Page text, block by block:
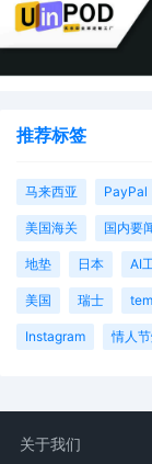
推荐标签
马来西亚 PayPal
美国海关 国内要
地垫 日本 AI
美国 瑞士
Instagram 情人
关于我们